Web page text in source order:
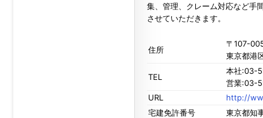
集、管理、クレーム対応など手
させていただきます。
住所
〒107-
東京都港
TEL
本社:03-
営業:03-
URL
http://
宅建免許番号
東京都知